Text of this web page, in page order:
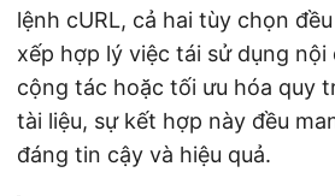
lệnh cURL, cả hai tùy chọn
xếp hợp lý việc tái sử dụng
cộng tác hoặc tối ưu hóa quy
tài liệu, sự kết hợp này đều
đáng tin cậy và hiệu quả.